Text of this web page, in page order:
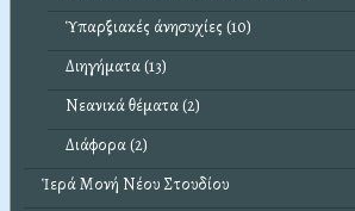
Ὑπαρξιακές άνησυχίες (10)
Διηγήματα (13)
Νεανικά θέματα (2)
Διάφορα (2)
Ἱερά Μονή Νέου Στουδίου